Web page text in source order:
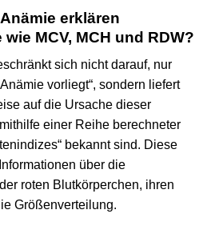
erklären
MCV, MCH und RDW?
sich nicht darauf, nur
vorliegt“, sondern liefert
auf die Ursache dieser
einer Reihe berechneter
bekannt sind. Diese
über die
roten Blutkörperchen, ihren
Größenverteilung.